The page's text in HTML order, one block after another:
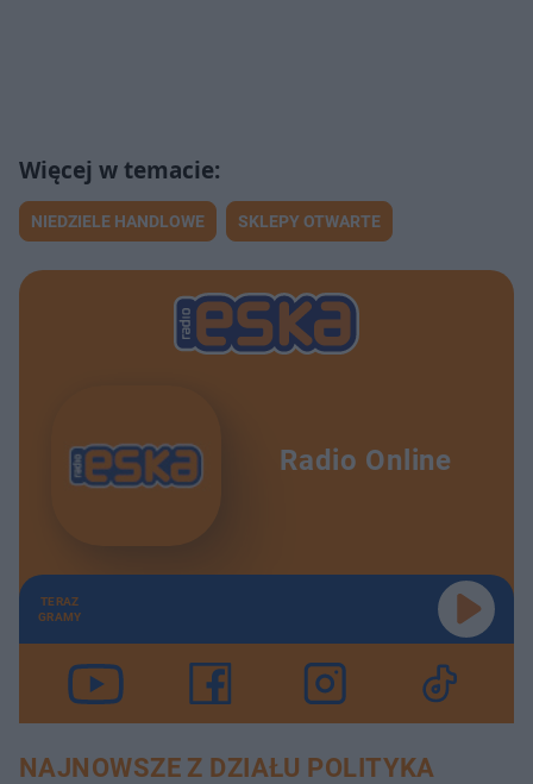
NIEDZIELE HANDLOWE SKLEPY OTWARTE
Radio Online
TERAZ
GRAMY
NAJNOWSZE Z DZIAŁU POLITYKA